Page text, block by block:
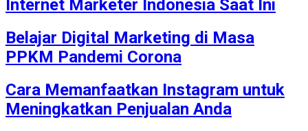
Internet Marketer Indonesia Saat Ini
Belajar Digital Marketing di Masa
PPKM Pandemi Corona
Cara Memanfaatkan Instagram untuk
Meningkatkan Penjualan Anda